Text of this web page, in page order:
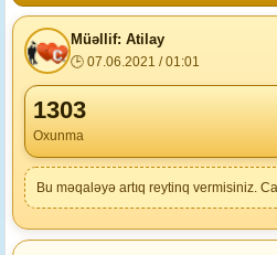
Müəllif: Atilay
🕒 07.06.2021 / 01:01
1303
Oxunma
Bu məqaləyə artıq reytinq vermisiniz.